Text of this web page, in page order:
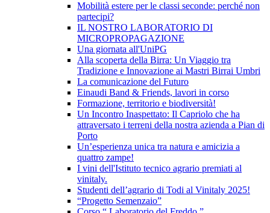
Mobilità estere per le classi seconde: perché non
partecipi?
IL NOSTRO LABORATORIO DI
MICROPROPAGAZIONE
Una giornata all'UniPG
Alla scoperta della Birra: Un Viaggio tra
Tradizione e Innovazione ai Mastri Birrai Umbri
La comunicazione del Futuro
Einaudi Band & Friends, lavori in corso
Formazione, territorio e biodiversità!
Un Incontro Inaspettato: Il Capriolo che ha
attraversato i terreni della nostra azienda a Pian di
Porto
Un’esperienza unica tra natura e amicizia a
quattro zampe!
I vini dell'Istituto tecnico agrario premiati al
vinitaly.
Studenti dell’agrario di Todi al Vinitaly 2025!
“Progetto Semenzaio”